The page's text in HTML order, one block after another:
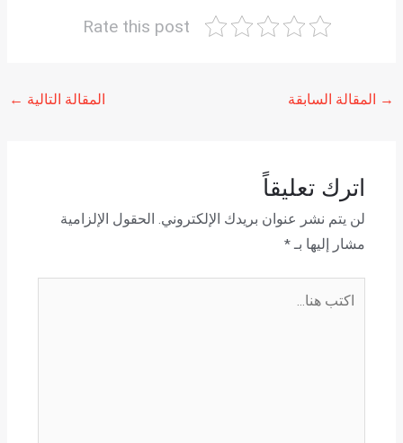
Rate this post
→ المقالة السابقة المقالة التالية ←
اترك تعليقاً
لن يتم نشر عنوان بريدك الإلكتروني.
الحقول الإلزامية
مشار إليها بـ *